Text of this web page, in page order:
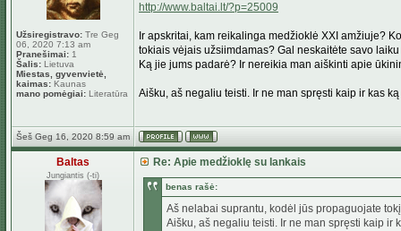
Užsiregistravo: Tre Geg
06, 2020 7:13 am
Pranešimai: 1
Šalis: Lietuva
Miestas, gyvenvietė,
kaimas: Kaunas
mano pomėgiai: Literatūra
http://www.baltai.lt/?p=25009
Ir apskritai, kam reikalinga medžioklė XXI amžiuje?
tokiais vėjais užsiimdamas? Gal neskaitėte savo
Ką jie jums padarė? Ir nereikia man aiškinti apie
Aišku, aš negaliu teisti. Ir ne man spręsti kaip ir kas
Šeš Geg 16, 2020 8:59 am
Baltas
Jungiantis (-ti)
Re: Apie medžioklę su lankais
benas rašė:
Aš nelabai suprantu, kodėl jūs propaguojate
Aišku, aš negaliu teisti. Ir ne man spręsti kaip